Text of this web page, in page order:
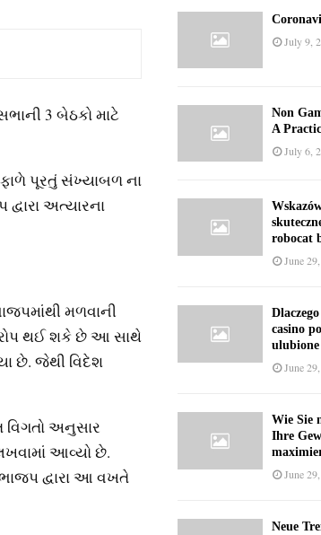
3 બેઠકો માટે
પૂરતું સંખ્યાબળ ના
અત્યારના
મળવાની
થઈ શકે છે આ સાથે
છે. જેથી વિદેશ
અનુસાર
આવ્યો છે.
દ્વારા આ વખતે
July 9,
Non
A
July 6,
robocat
June
casino
ulubione
June
Wie Sie
Ihre
June
Neue